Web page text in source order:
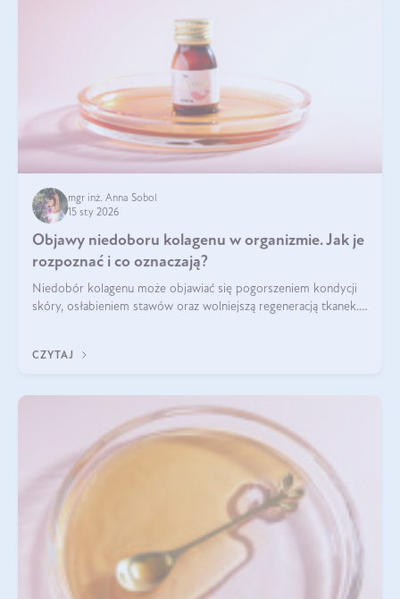
mgr inż. Anna Sobol
15 sty 2026
Objawy niedoboru kolagenu w organizmie. Jak je
rozpoznać i co oznaczają?
Niedobór kolagenu może objawiać się pogorszeniem kondycji
skóry, osłabieniem stawów oraz wolniejszą regeneracją tkanek.
osłabienie włosów.
CZYTAJ